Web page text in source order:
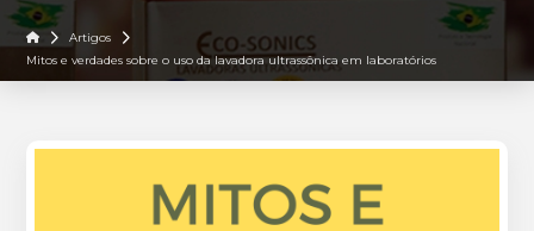
HomeArtigos
Mitos e verdades sobre o uso da lavadora ultrassônica em laboratórios